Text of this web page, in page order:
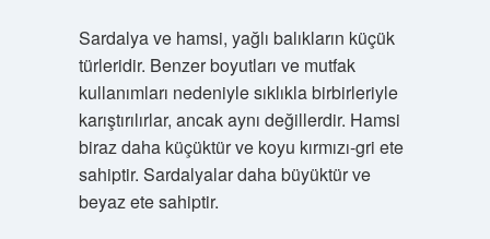
Sardalya ve hamsi, yağlı balıkların küçük
türleridir. Benzer boyutları ve mutfak
kullanımları nedeniyle sıklıkla birbirleriyle
karıştırılırlar, ancak aynı değillerdir. Hamsi
biraz daha küçüktür ve koyu kırmızı-gri ete
sahiptir. Sardalyalar daha büyüktür ve
beyaz ete sahiptir.